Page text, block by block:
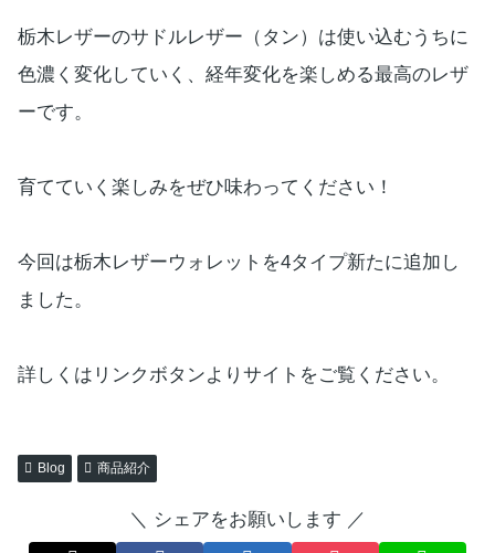
栃木レザーのサドルレザー（タン）は使い込むうちに
色濃く変化していく、経年変化を楽しめる最高のレザ
ーです。
育てていく楽しみをぜひ味わってください！
今回は栃木レザーウォレットを4タイプ新たに追加し
ました。
詳しくはリンクボタンよりサイトをご覧ください。
Blog 商品紹介
＼ シェアをお願いします ／